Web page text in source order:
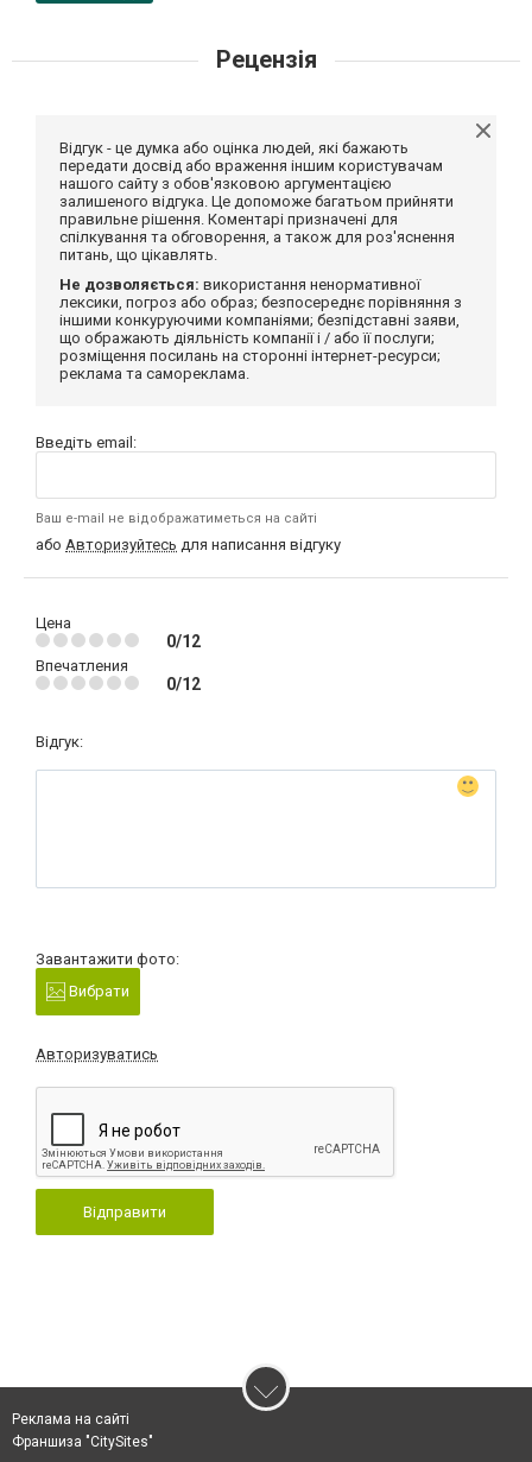
Рецензія
Відгук - це думка або оцінка людей, які бажають
передати досвід або враження іншим користувачам
нашого сайту з обов'язковою аргументацією
залишеного відгука. Це допоможе багатьом прийняти
правильне рішення. Коментарі призначені для
спілкування та обговорення, а також для роз'яснення
питань, що цікавлять.
Не дозволяється: використання ненормативної
лексики, погроз або образ; безпосереднє порівняння з
іншими конкуруючими компаніями; безпідставні заяви,
що ображають діяльність компанії і / або її послуги;
розміщення посилань на сторонні інтернет-ресурси;
реклама та самореклама.
Введіть email:
Ваш e-mail не відображатиметься на сайті
або Авторизуйтесь для написання відгуку
Цена
0/12
Впечатления
0/12
Відгук:
Завантажити фото:
Вибрати
Авторизуватись
Відправити
Реклама на сайті
Франшиза "CitySites"